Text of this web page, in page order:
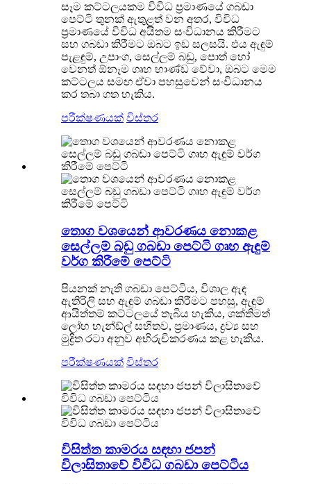
සෑම කට්ටලයකම විවිධ ප්‍රමාණයේ ගබඩා
පෙට්ටි තුනක් ඇතුළත් වන අතර, විවිධ
ප්‍රමාණයේ විවිධ අයිතම සංවිධානය කිරීමට
සහ ගබඩා කිරීමට ඔබට ඉඩ සලසයි. එය ඇඳුම්
පැළඳුම්, උපාංග, සෙල්ලම් බඩු, පොත් හෝ
වෙනත් ඕනෑම ගෘහ භාණ්ඩ වේවා, ඔබට මෙම
කට්ටලය සමඟ ඒවා පහසුවෙන් සංවිධානය
කර තබා ගත හැකිය.
පරීක්ෂණයක් විස්තර
තොග වශයෙන් ආවරණය නොකළ
සෙල්ලම් බඩු ගබඩා පෙට්ටි ගෘහ ඇඳුම්
වර්ග කිරීමේ පෙට්ටි
පියනක් නැති ගබඩා පෙට්ටිය, විශාල ඇඳ
ඇතිරිලි සහ ඇඳුම් ගබඩා කිරීමට පහසු, ඇඳුම්
ආයිත්තම් කට්ටලයේ තැබිය හැකිය, ශක්තිමත්
ලෝහ හැන්ඩ්ල් සහිතව, ප්‍රමාණය, ද්‍රව්‍ය සහ
මුද්‍රිත රටා අනුව අභිරුචිකරණය කළ හැකිය.
පරීක්ෂණයක් විස්තර
විසිත්ත කාමරය සඳහා ජපන්
විලාසිතාවේ විවිධ ගබඩා පෙට්ටිය